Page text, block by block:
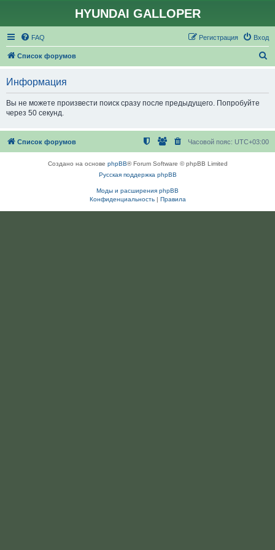
HYUNDAI GALLOPER
FAQ Вход
Регистрация
Список форумов
Информация
Вы не можете произвести поиск сразу после предыдущего. Попробуйте
через 50 секунд.
Список форумов Часовой пояс: UTC+03:00
Создано на основе phpBB® Forum Software © phpBB Limited
Русская поддержка phpBB
Моды и расширения phpBB
Конфиденциальность| Правила